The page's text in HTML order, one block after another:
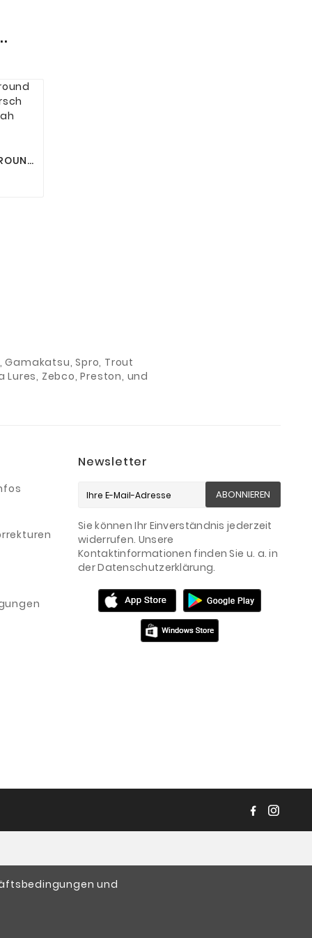
und
Gamakatsu, Spro, Trout
Lures, Zebco, Preston, und
Newsletter
ABONNIEREN
Sie können Ihr Einverständnis jederzeit
widerrufen. Unsere
Kontaktinformationen finden Sie u. a. in
der Datenschutzerklärung.